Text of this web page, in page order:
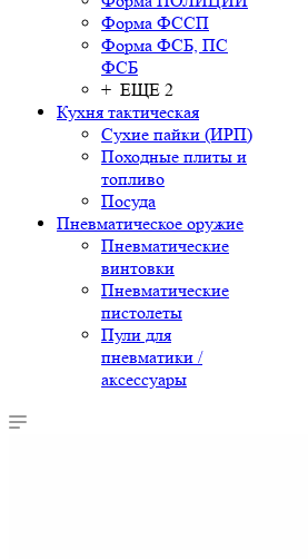
Форма ФССП
Форма ФСБ, ПС
ФСБ
+ ЕЩЕ 2
Кухня тактическая
Сухие пайки (ИРП)
Походные плиты и
топливо
Посуда
Пневматическое оружие
Пневматические
винтовки
Пневматические
пистолеты
Пули для
пневматики /
аксессуары